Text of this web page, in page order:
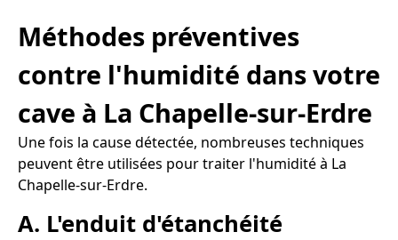
Méthodes préventives
contre l'humidité dans votre
cave à La Chapelle-sur-Erdre
Une fois la cause détectée, nombreuses techniques
peuvent être utilisées pour traiter l'humidité à La
Chapelle-sur-Erdre.
A. L'enduit d'étanchéité